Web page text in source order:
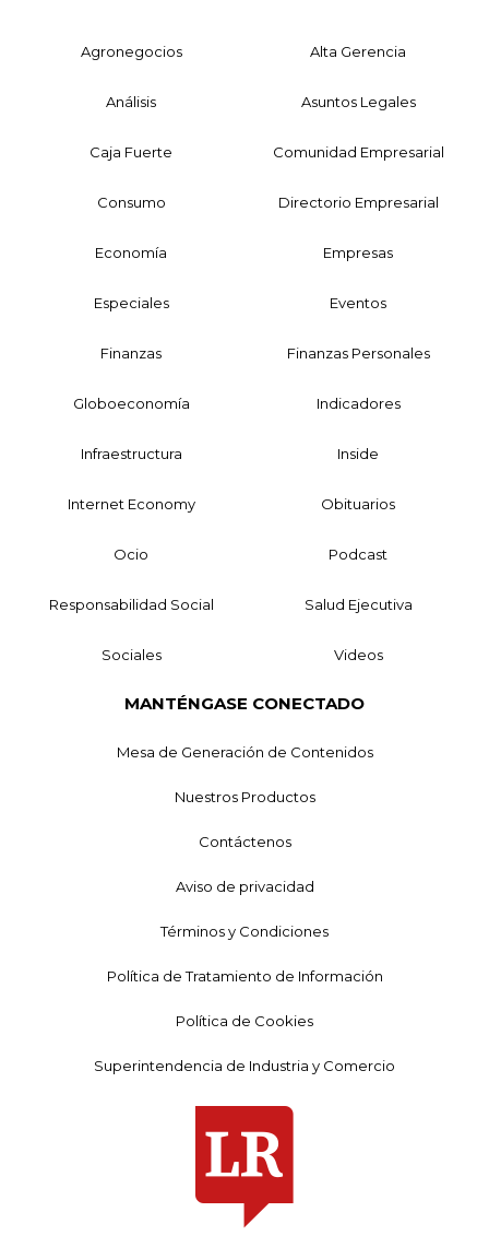
Agronegocios Alta Gerencia
Análisis Asuntos Legales
Caja Fuerte Comunidad Empresarial
Consumo Directorio Empresarial
Economía Empresas
Especiales Eventos
Finanzas Finanzas Personales
Globoeconomía Indicadores
Infraestructura Inside
Internet Economy Obituarios
Ocio Podcast
Responsabilidad Social Salud Ejecutiva
Sociales Videos
MANTÉNGASE CONECTADO
Mesa de Generación de Contenidos
Nuestros Productos
Contáctenos
Aviso de privacidad
Términos y Condiciones
Política de Tratamiento de Información
Política de Cookies
Superintendencia de Industria y Comercio